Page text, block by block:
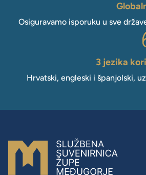
Osiguravamo isporuku u sve
3 jezika
Hrvatski, engleski i španjolski,